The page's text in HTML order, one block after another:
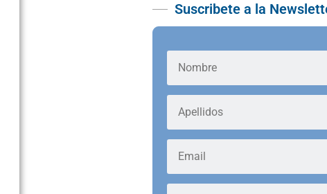
Suscribete a la